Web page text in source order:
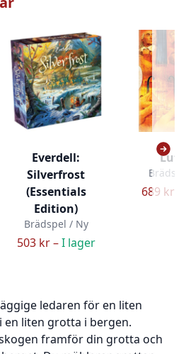
Everdell:
Silverfrost
(Essentials
Edition)
Brädspel / Ny
503 kr –I lager
689 kr –
ledaren för en liten
en liten grotta i bergen.
framför din grotta och